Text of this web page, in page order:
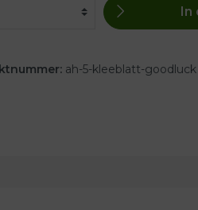
In
ah-5-kleeblatt-goodluck